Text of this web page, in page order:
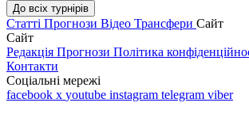
До всіх турнірів
Статті Прогнози Відео Трансфери Сайт
Сайт
Редакція Прогнози Політика
Контакти
Соціальні мережі
facebook x youtube instagram telegram viber